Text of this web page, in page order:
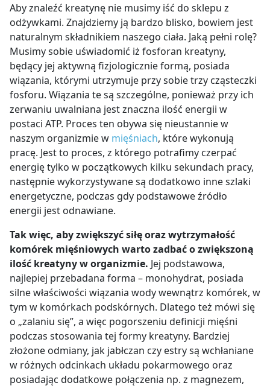
Aby znaleźć kreatynę nie musimy iść do sklepu z
odżywkami. Znajdziemy ją bardzo blisko, bowiem jest
naturalnym składnikiem naszego ciała. Jaką pełni rolę?
Musimy sobie uświadomić iż fosforan kreatyny,
będący jej aktywną fizjologicznie formą, posiada
wiązania, którymi utrzymuje przy sobie trzy cząsteczki
fosforu. Wiązania te są szczególne, ponieważ przy ich
zerwaniu uwalniana jest znaczna ilość energii w
postaci ATP. Proces ten obywa się nieustannie w
naszym organizmie w mięśniach, które wykonują
pracę. Jest to proces, z którego potrafimy czerpać
energię tylko w początkowych kilku sekundach pracy,
następnie wykorzystywane są dodatkowo inne szlaki
energetyczne, podczas gdy podstawowe źródło
energii jest odnawiane.
Tak więc, aby zwiększyć siłę oraz wytrzymałość
komórek mięśniowych warto zadbać o zwiększoną
ilość kreatyny w organizmie. Jej podstawowa,
najlepiej przebadana forma – monohydrat, posiada
silne właściwości wiązania wody wewnątrz komórek, w
tym w komórkach podskórnych. Dlatego też mówi się
o „zalaniu się”, a więc pogorszeniu definicji mięśni
podczas stosowania tej formy kreatyny. Bardziej
złożone odmiany, jak jabłczan czy estry są wchłaniane
w różnych odcinkach układu pokarmowego oraz
posiadając dodatkowe połączenia np. z magnezem,